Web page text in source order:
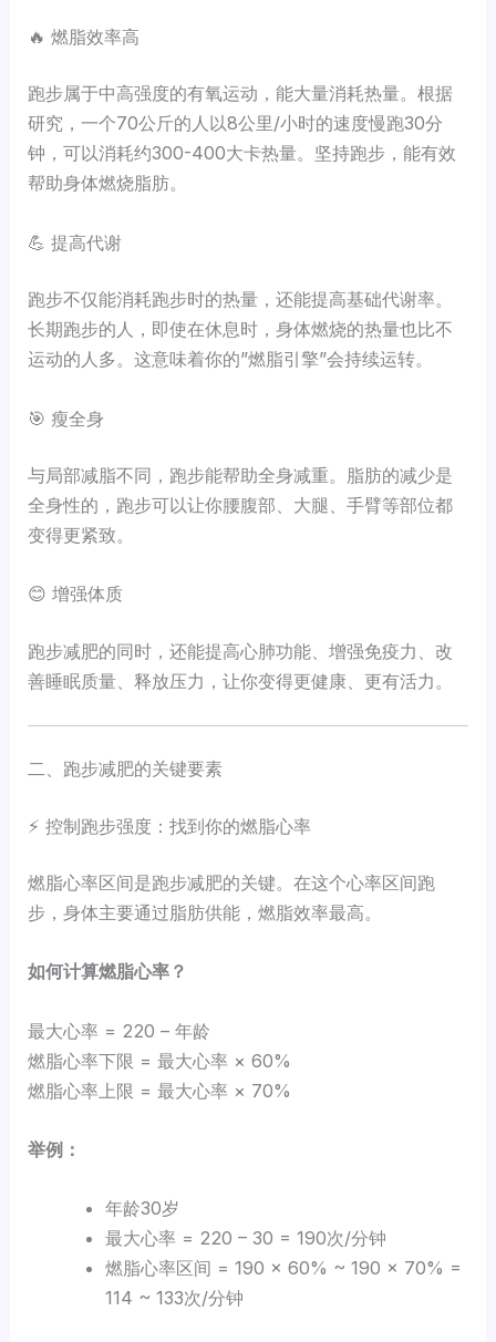
🔥 燃脂效率高
跑步属于中高强度的有氧运动，能大量消耗热量。根据
研究，一个70公斤的人以8公里/小时的速度慢跑30分
钟，可以消耗约300-400大卡热量。坚持跑步，能有效
帮助身体燃烧脂肪。
💪 提高代谢
跑步不仅能消耗跑步时的热量，还能提高基础代谢率。
长期跑步的人，即使在休息时，身体燃烧的热量也比不
运动的人多。这意味着你的”燃脂引擎”会持续运转。
🎯 瘦全身
与局部减脂不同，跑步能帮助全身减重。脂肪的减少是
全身性的，跑步可以让你腰腹部、大腿、手臂等部位都
变得更紧致。
😊 增强体质
跑步减肥的同时，还能提高心肺功能、增强免疫力、改
善睡眠质量、释放压力，让你变得更健康、更有活力。
二、跑步减肥的关键要素
⚡ 控制跑步强度：找到你的燃脂心率
燃脂心率区间是跑步减肥的关键。在这个心率区间跑
步，身体主要通过脂肪供能，燃脂效率最高。
如何计算燃脂心率？
最大心率 = 220 – 年龄
燃脂心率下限 = 最大心率 × 60%
燃脂心率上限 = 最大心率 × 70%
举例：
年龄30岁
最大心率 = 220 – 30 = 190次/分钟
燃脂心率区间 = 190 × 60% ~ 190 × 70% =
114 ~ 133次/分钟